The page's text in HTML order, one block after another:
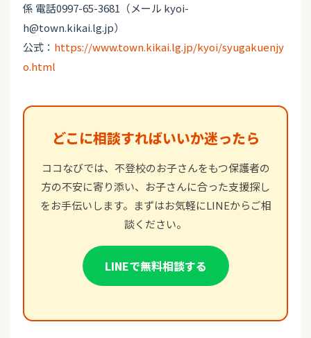
係 電話0997-65-3681（メール kyoi-
h@town.kikai.lg.jp）
公式： https://www.town.kikai.lg.jp/kyoi/syugakuenjy
o.html
どこに相談すればいいか迷ったら
ココなびでは、不登校のお子さんをもつ保護者の
方の不安に寄り添い、お子さんに合った支援探し
をお手伝いします。まずはお気軽にLINEからご相
談ください。
LINEで無料相談する